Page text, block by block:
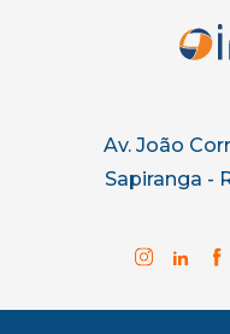
Av. João
Sapiranga -